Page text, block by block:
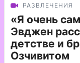
РАЗВЛЕЧЕНИЯ
«Я очень
Эвджен
детстве и
Озчивитом